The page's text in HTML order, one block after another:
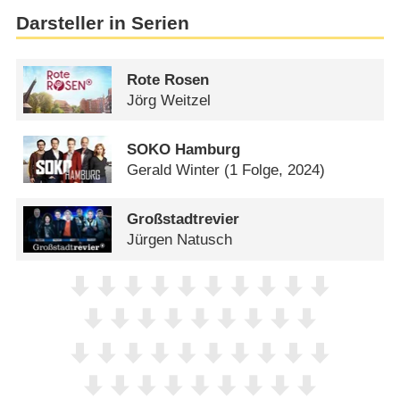
Darsteller in Serien
Rote Rosen
Jörg Weitzel
SOKO Hamburg
Gerald Winter (1 Folge, 2024)
Großstadtrevier
Jürgen Natusch